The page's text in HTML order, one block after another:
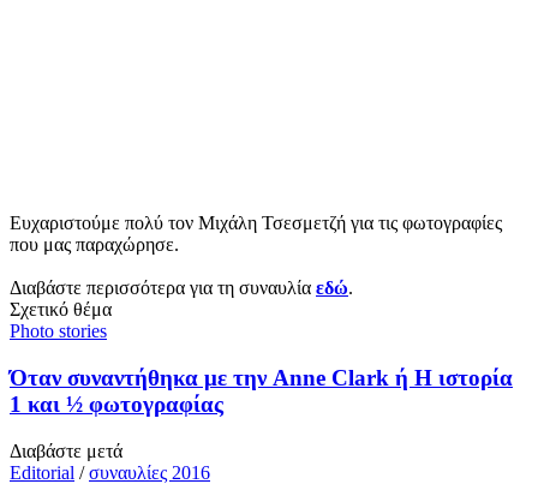
Ευχαριστούμε πολύ τον Μιχάλη Τσεσμετζή για τις φωτογραφίες
που μας παραχώρησε.
Διαβάστε περισσότερα για τη συναυλία εδώ.
Σχετικό θέμα
Photo stories
Όταν συναντήθηκα με την Anne Clark ή Η ιστορία
1 και ½ φωτογραφίας
Διαβάστε μετά
Editorial /συναυλίες 2016